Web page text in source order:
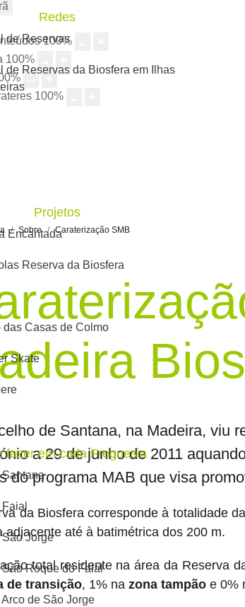
100%
100%
%
100%
Redes
de Reservas
de Reservas da Biosfera em Ilhas
Projetos
Encantada
Reserva da Biosfera
das Casas de Colmo
Skate
fazer em cada Freguesia
Santana
Jorge
Roque do Faial
de São Jorge
Sobre Caraterização SMB
de Santana, na Madeira, viu
a 29 de junho de 2011
do programa MAB que visa
da Biosfera corresponde à totalidade
adjacente até à batimétrica dos 200 m.
total residente na área da Reserva
de transição, 1% na zona tampão e 0%